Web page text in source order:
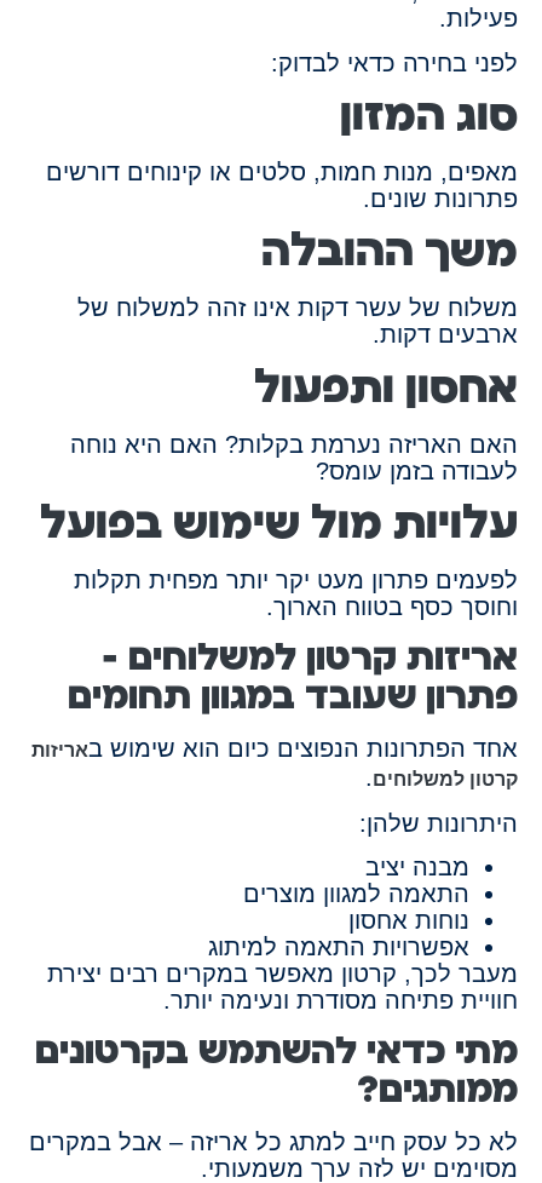
פעילות.
לפני בחירה כדאי לבדוק:
סוג המזון
מאפים, מנות חמות, סלטים או קינוחים דורשים
פתרונות שונים.
משך ההובלה
משלוח של עשר דקות אינו זהה למשלוח של
ארבעים דקות.
אחסון ותפעול
האם האריזה נערמת בקלות? האם היא נוחה
לעבודה בזמן עומס?
עלויות מול שימוש בפועל
לפעמים פתרון מעט יקר יותר מפחית תקלות
וחוסך כסף בטווח הארוך.
אריזות קרטון למשלוחים –
פתרון שעובד במגוון תחומים
אחד הפתרונות הנפוצים כיום הוא שימוש באריזות
קרטון למשלוחים.
היתרונות שלהן:
מבנה יציב
התאמה למגוון מוצרים
נוחות אחסון
אפשרויות התאמה למיתוג
מעבר לכך, קרטון מאפשר במקרים רבים יצירת
חוויית פתיחה מסודרת ונעימה יותר.
מתי כדאי להשתמש בקרטונים
ממותגים?
לא כל עסק חייב למתג כל אריזה – אבל במקרים
מסוימים יש לזה ערך משמעותי.